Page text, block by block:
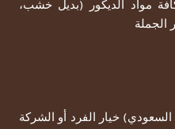
مواد الديكور (بديل خشب،
الجملة
خيار الفرد أو الشركة